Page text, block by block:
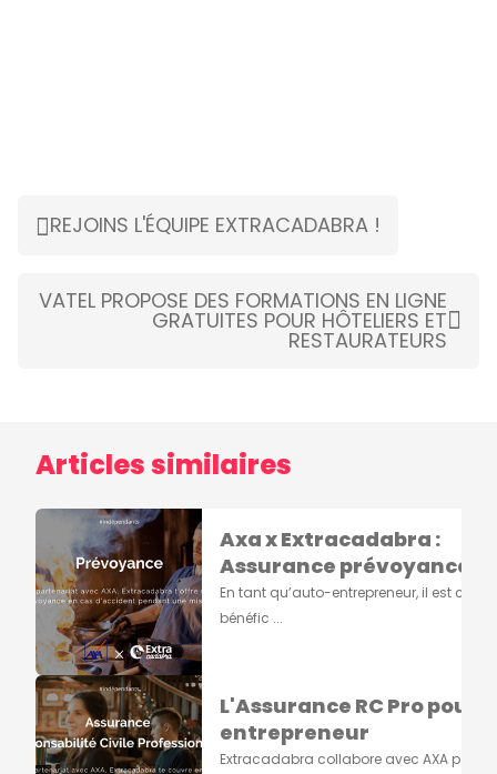
REJOINS L'ÉQUIPE EXTRACADABRA !
VATEL PROPOSE DES FORMATIONS EN LIGNE
GRATUITES POUR HÔTELIERS ET
RESTAURATEURS
Articles similaires
Axa x Extracadabra :
Assurance prévoyance
En tant qu’auto-entrepreneur, il est
bénéfic ...
L'Assurance RC Pro pour
entrepreneur
Extracadabra collabore avec AXA pour